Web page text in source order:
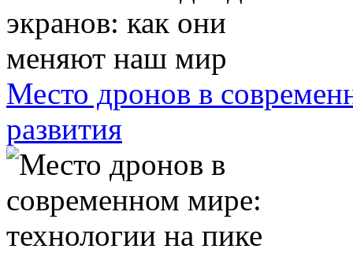
Место дронов в
развития